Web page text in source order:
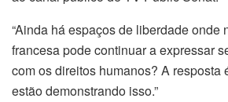
“Ainda há espaços de liberdade onde
francesa pode continuar a expressar
com os direitos humanos? A resposta
estão demonstrando isso.”